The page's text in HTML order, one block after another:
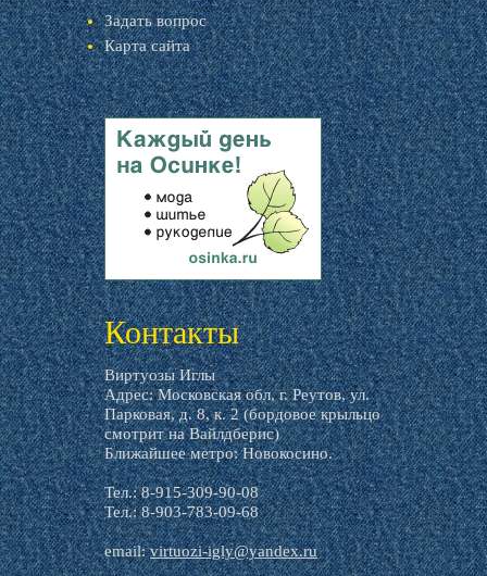
Задать вопрос
Карта сайта
livemaster.ru
Контакты
Виртуозы Иглы
Адрес: Московская обл, г. Реутов, ул.
Парковая, д. 8, к. 2 (бордовое крыльцо
смотрит на Вайлдберис)
Ближайшее метро: Новокосино.
Тел.: 8-915-309-90-08
Тел.: 8-903-783-09-68
email:virtuozi-igly@yandex.ru